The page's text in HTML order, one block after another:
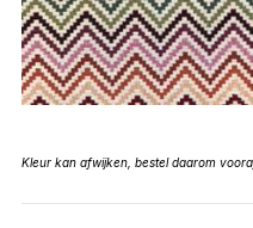
Kleur kan afwijken, bestel daarom